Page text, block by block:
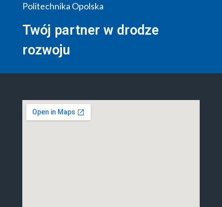
Politechnika Opolska
Twój partner w drodze
rozwoju